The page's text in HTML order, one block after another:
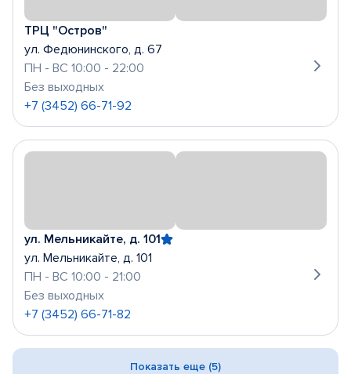
ТРЦ "Остров"
ул. Федюнинского, д. 67
ПН - ВС 10:00 - 22:00
Без выходных
+7 (3452) 66-71-92
ул. Мельникайте, д. 101
ул. Мельникайте, д. 101
ПН - ВС 10:00 - 21:00
Без выходных
+7 (3452) 66-71-82
Показать еще (5)